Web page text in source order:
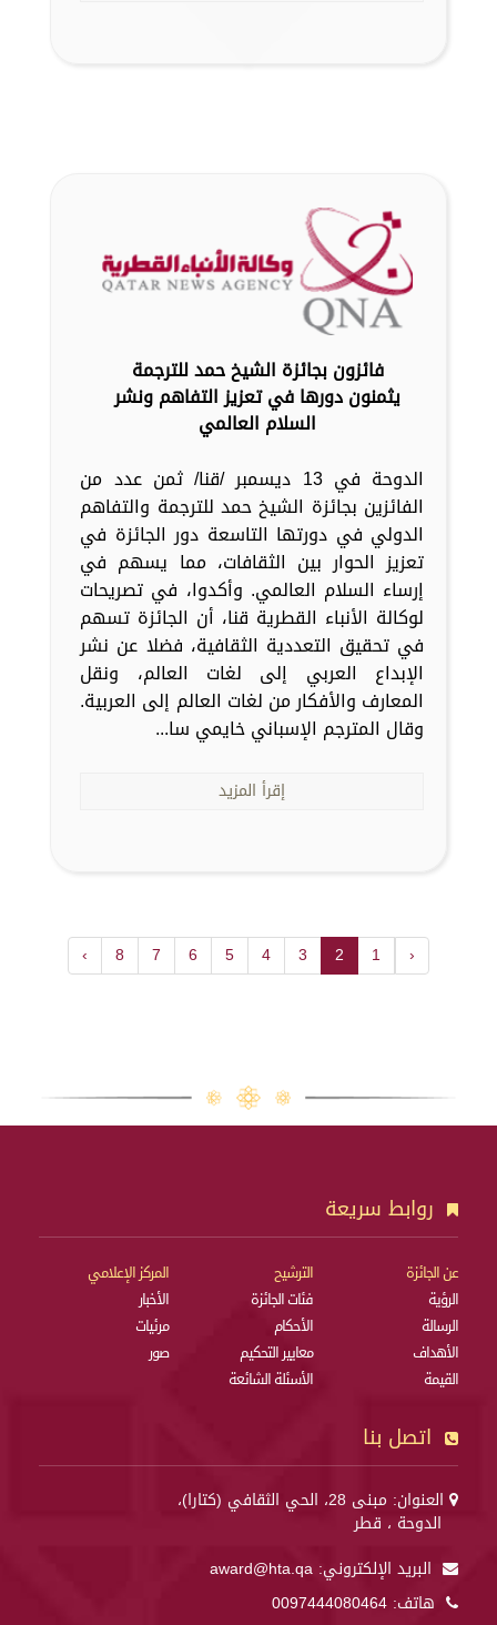
فائزون بجائزة الشيخ حمد للترجمة
يثمنون دورها في تعزيز التفاهم ونشر
السلام العالمي
الدوحة في 13 ديسمبر /قنا/ ثمن عدد من
الفائزين بجائزة الشيخ حمد للترجمة والتفاهم
الدولي في دورتها التاسعة دور الجائزة في
تعزيز الحوار بين الثقافات، مما يسهم في
إرساء السلام العالمي. وأكدوا، في تصريحات
لوكالة الأنباء القطرية قنا، أن الجائزة تسهم
في تحقيق التعددية الثقافية، فضلا عن نشر
الإبداع العربي إلى لغات العالم، ونقل
المعارف والأفكار من لغات العالم إلى العربية.
وقال المترجم الإسباني خايمي سا...
إقرأ المزيد
‹
1
2
3
4
5
6
7
8
›
روابط سريعة
عن الجائزة
الرؤية
الرسالة
الأهداف
القيمة
الترشيح
فئات الجائزة
الأحكام
معايير التحكيم
الأسئلة الشائعة
المركز الإعلامي
الأخبار
مرئيات
صور
اتصل بنا
العنوان: مبنى 28، الحي الثقافي (كتارا)،
الدوحة ، قطر
البريد الإلكتروني: award@hta.qa
هاتف: 0097444080464